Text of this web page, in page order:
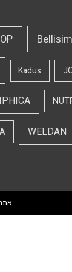
Kadus
WELDAN